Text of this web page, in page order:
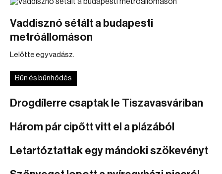
Vaddisznó sétált a budapesti
metróállomáson
Lelőtte egy vadász.
Bűn és bűnhődés
Drogdílerre csaptak le Tiszavasváriban
Három pár cipőtt vitt el a plázából
Letartóztattak egy mándoki szökevényt